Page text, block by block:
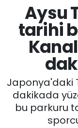
Aysu
tarihi
Japonya'daki
dakikada
bu parkuru
ASAYİŞ
GÜNCEL
SİYASET
EĞİTİM
MAGAZİN
Trafik
Süper Lig
Tüm
Son Dakika
Haber Arşivi